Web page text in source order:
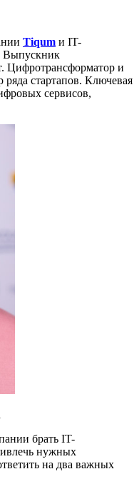
Tiqum и IT-
Выпускник
Цифротрансформатор и
ряда стартапов. Ключевая
сервисов,
брать IT-
нужных
на два важных